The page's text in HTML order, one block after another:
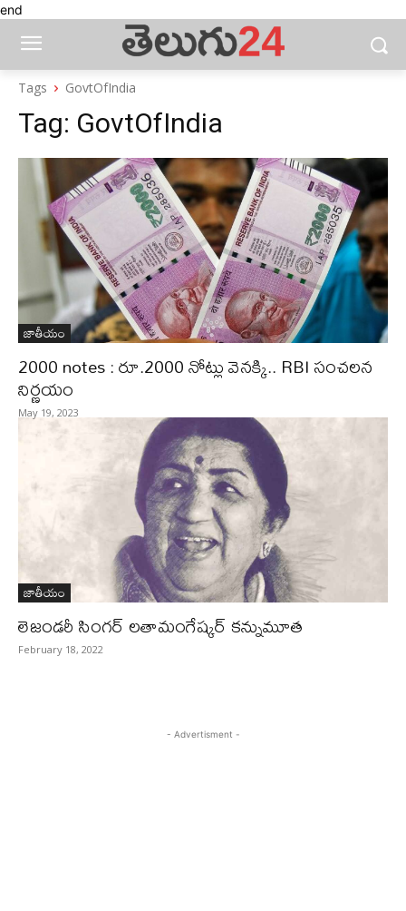
end
Tags GovtOfIndia
Tag: GovtOfIndia
జాతీయం
2000 notes : రూ.2000 నోట్లు వెనక్కి.. RBI సంచలన
నిర్ణయం
May 19, 2023
జాతీయం
లెజండరీ సింగర్‌ లతామంగేష్కర్‌ కన్నుమూత
February 18, 2022
- Advertisment -